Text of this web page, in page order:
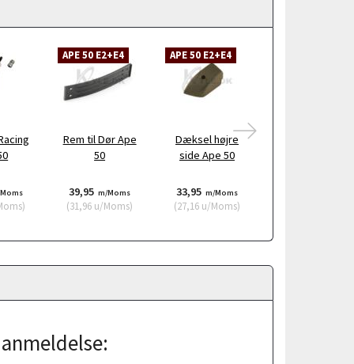
)
APE 50 E2+E4
Rem til Dør Ape
50
39,95 m/Moms
(31,96 u/Moms)
APE 50 E2+E4
Dæksel højre
side Ape 50
33,95 m/Moms
(27,16u/Moms)